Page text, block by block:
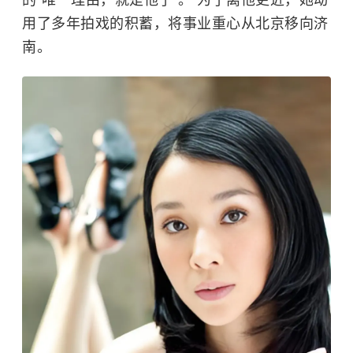
用了多年拍戏的积蓄，将事业重心从北京移向济
南。